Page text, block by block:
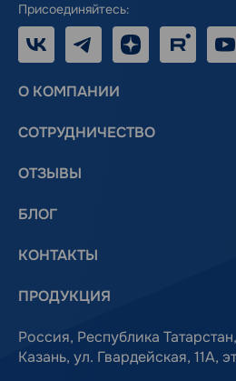
Присоединяйтесь:
Telegram Дзен
О КОМПАНИИ
СОТРУДНИЧЕСТВО
ОТЗЫВЫ
БЛОГ
КОНТАКТЫ
ПРОДУКЦИЯ
Россия, Республика
Казань, ул. Гвардейская, 11А,